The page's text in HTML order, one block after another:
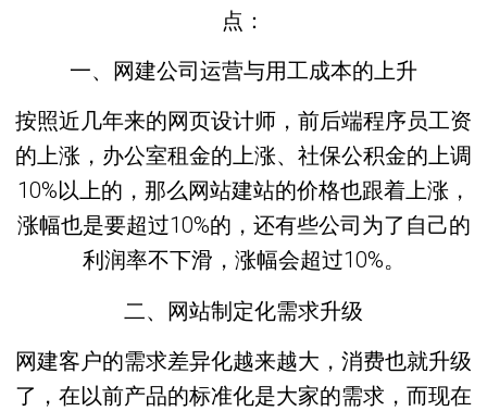
点：
一、网建公司运营与用工成本的上升
按照近几年来的网页设计师，前后端程序员工资
的上涨，办公室租金的上涨、社保公积金的上调
10%以上的，那么网站建站的价格也跟着上涨，
涨幅也是要超过10%的，还有些公司为了自己的
利润率不下滑，涨幅会超过10%。
二、网站制定化需求升级
网建客户的需求差异化越来越大，消费也就升级
了，在以前产品的标准化是大家的需求，而现在